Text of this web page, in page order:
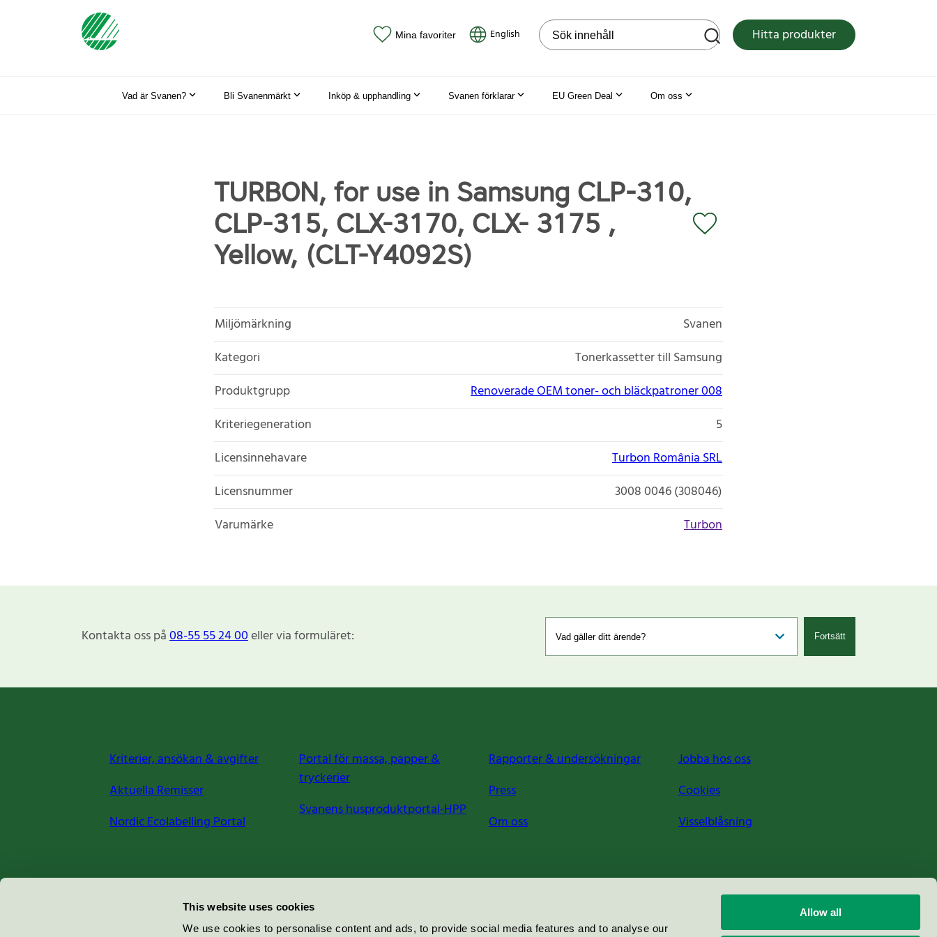
This website uses cookies
We use cookies to personalise content and ads, to provide social media features and to analyse our
Allow all
Mina favoriter English Sök på webbplatsen Hitta produkter
Vad är Svanen? Bli Svanenmärkt Inköp & upphandling Svanen förklarar EU Green Deal Om oss
TURBON, for use in Samsung CLP-310,
CLP-315, CLX-3170, CLX- 3175 ,
Yellow, (CLT-Y4092S)
Miljömärkning
Svanen
Kategori
Tonerkassetter till Samsung
Produktgrupp
Renoverade OEM toner- och bläckpatroner 008
Kriteriegeneration
5
Licensinnehavare
Turbon România SRL
Licensnummer
3008 0046 (308046)
Varumärke
Turbon
Kontakta oss på08-55 55 24 00eller via formuläret: Fortsätt
Kriterier, ansökan & avgifter
Aktuella Remisser
Nordic Ecolabelling Portal
Portal för massa, papper &
tryckerier
Svanens husproduktportal-HPP
Rapporter & undersökningar
Press
Om oss
Jobba hos oss
Cookies
Visselblåsning
Miljömärkning Sverige AB